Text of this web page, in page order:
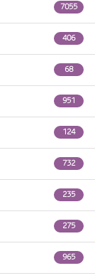
7055
406
68
951
124
732
235
275
965